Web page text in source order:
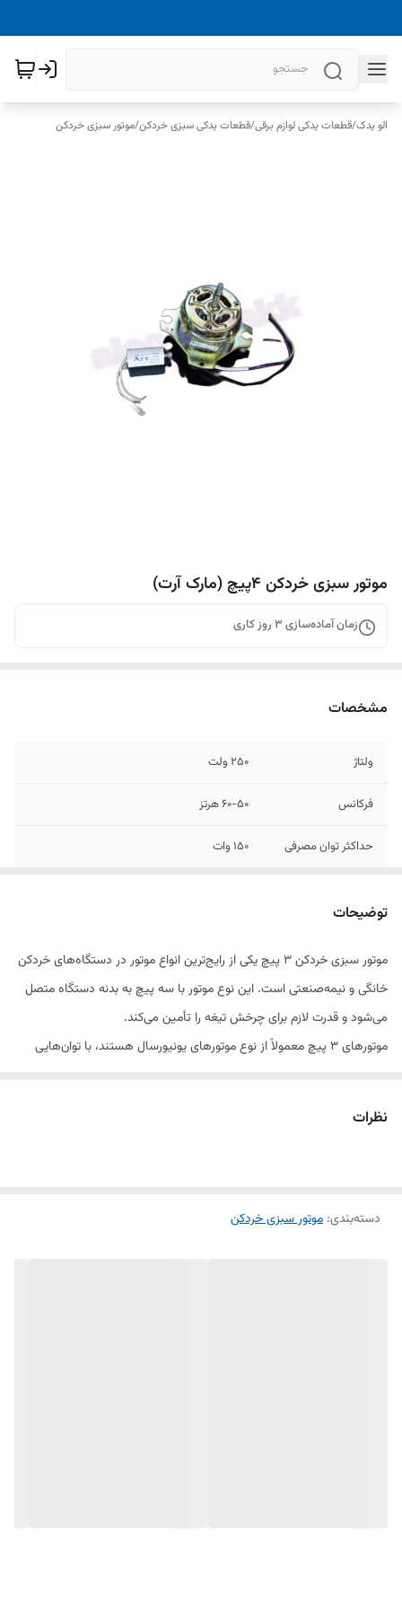
الو یدک/قطعات یدکی لوازم برقی/قطعات یدکی سبزی خردکن/موتور سبزی خردکن
موتور سبزی خردکن ۴پیچ (مارک آرت)
زمان آماده‌سازی 3 روز کاری
مشخصات
ولتاژ ۲۵۰ ولت
فرکانس ۶۰-۵۰ هرتز
حداکثر توان مصرفی ۱۵۰ وات
توضیحات
موتور سبزی خردکن ۳ پیچ یکی از رایج‌ترین انواع موتور در دستگاه‌های خردکن
خانگی و نیمه‌صنعتی است. این نوع موتور با سه پیچ به بدنه دستگاه متصل
می‌شود و قدرت لازم برای چرخش تیغه را تأمین می‌کند.
موتورهای ۳ پیچ معمولاً از نوع موتورهای یونیورسال هستند، با توان‌هایی
نظرات
دسته‌بندی: موتور سبزی خردکن